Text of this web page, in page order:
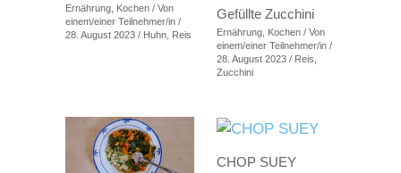
Ernährung, Kochen/ Von
einem/einer Teilnehmer/in /
28. August 2023 / Huhn, Reis
Gefüllte Zucchini
Ernährung, Kochen/ Von
einem/einer Teilnehmer/in /
28. August 2023 / Reis
Zucchini
CHOP SUEY